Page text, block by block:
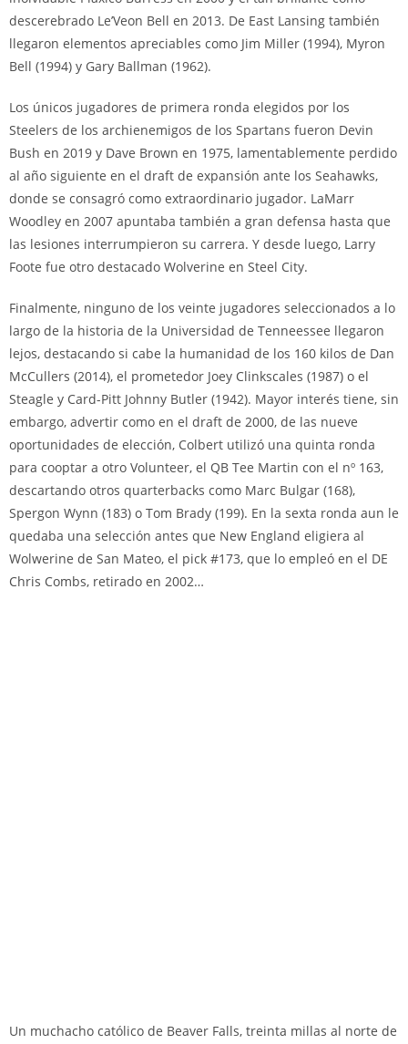
descerebrado Le’Veon Bell en 2013. De East Lansing también
llegaron elementos apreciables como Jim Miller (1994), Myron
Bell (1994) y Gary Ballman (1962).
Los únicos jugadores de primera ronda elegidos por los
Steelers de los archienemigos de los Spartans fueron Devin
Bush en 2019 y Dave Brown en 1975, lamentablemente perdido
al año siguiente en el draft de expansión ante los Seahawks,
donde se consagró como extraordinario jugador. LaMarr
Woodley en 2007 apuntaba también a gran defensa hasta que
las lesiones interrumpieron su carrera. Y desde luego, Larry
Foote fue otro destacado Wolverine en Steel City.
Finalmente, ninguno de los veinte jugadores seleccionados a lo
largo de la historia de la Universidad de Tenneessee llegaron
lejos, destacando si cabe la humanidad de los 160 kilos de Dan
McCullers (2014), el prometedor Joey Clinkscales (1987) o el
Steagle y Card-Pitt Johnny Butler (1942). Mayor interés tiene, sin
embargo, advertir como en el draft de 2000, de las nueve
oportunidades de elección, Colbert utilizó una quinta ronda
para cooptar a otro Volunteer, el QB Tee Martin con el nº 163,
descartando otros quarterbacks como Marc Bulgar (168),
Spergon Wynn (183) o Tom Brady (199). En la sexta ronda aun le
quedaba una selección antes que New England eligiera al
Wolwerine de San Mateo, el pick #173, que lo empleó en el DE
Chris Combs, retirado en 2002…
Un muchacho católico de Beaver Falls, treinta millas al norte de